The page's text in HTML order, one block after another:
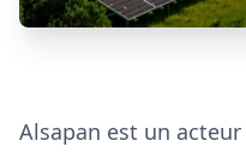
Alsapan est un